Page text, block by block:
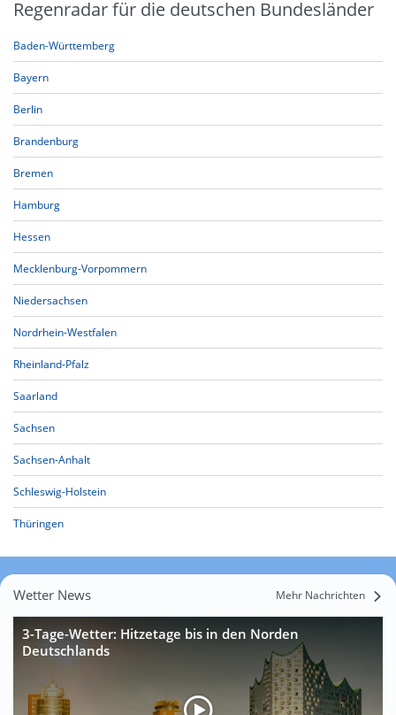
Regenradar für die deutschen Bundesländer
Baden-Württemberg
Bayern
Berlin
Brandenburg
Bremen
Hamburg
Hessen
Mecklenburg-Vorpommern
Niedersachsen
Nordrhein-Westfalen
Rheinland-Pfalz
Saarland
Sachsen
Sachsen-Anhalt
Schleswig-Holstein
Thüringen
Wetter News Mehr Nachrichten
3-Tage-Wetter: Hitzetage bis in den Norden
Deutschlands